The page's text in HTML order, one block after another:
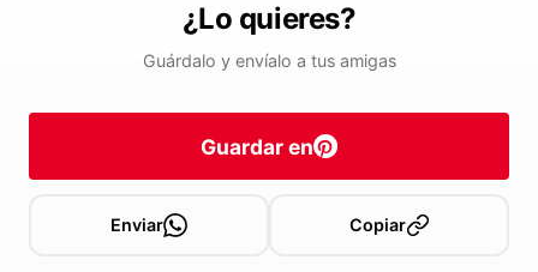
¿Lo quieres?
Guárdalo y envíalo a tus amigas
Guardar en
Enviar Copiar